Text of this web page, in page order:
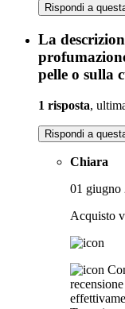
Rispondi a
La
pelle o sulla
1 risposta,
Rispondi a
Chiara
01 giugno
Acquisto